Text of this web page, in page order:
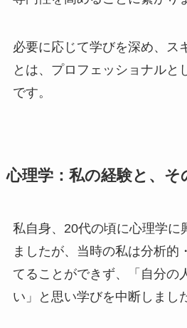
必要に応じて学びを深め、ス
とは、プロフェッショナルと
です。
心理学：私の経験と、そ
私自身、20代の頃に心理学に
ましたが、当時の私は分析的
てることができず、「自分の
い」と思い学びを中断しまし